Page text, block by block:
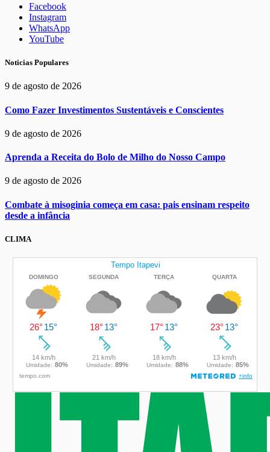
Facebook
Instagram
WhatsApp
YouTube
Noticias Populares
9 de agosto de 2026
Como Fazer Investimentos Sustentáveis e Conscientes
9 de agosto de 2026
Aprenda a Receita do Bolo de Milho do Nosso Campo
9 de agosto de 2026
Combate à misoginia começa em casa: pais ensinam respeito
desde a infância
CLIMA